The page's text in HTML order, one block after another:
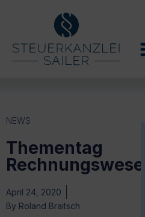
NEWS
Thementag
Rechnungswesen
April 24, 2020
By Roland Braitsch